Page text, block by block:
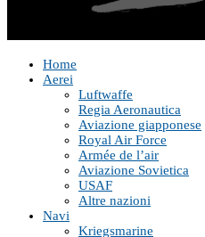
Home
Aerei
Luftwaffe
Regia Aeronautica
Aviazione giapponese
Royal Air Force
Armée de l’air
Aviazione Sovietica
USAF
Altre nazioni
Navi
Kriegsmarine